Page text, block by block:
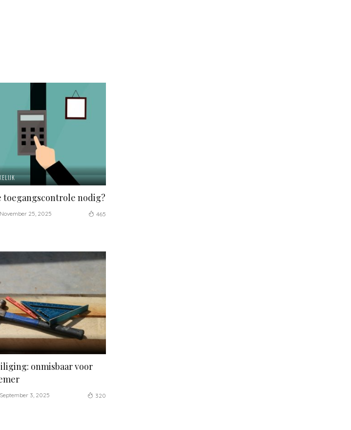
toegangscontrole nodig?
November 25, 2025 465
onmisbaar voor
September 3, 2025 320